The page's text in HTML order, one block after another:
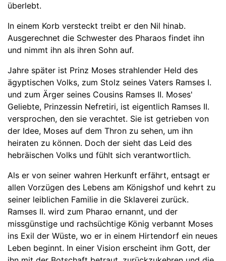
überlebt.
In einem Korb versteckt treibt er den Nil hinab.
Ausgerechnet die Schwester des Pharaos findet ihn
und nimmt ihn als ihren Sohn auf.
Jahre später ist Prinz Moses strahlender Held des
ägyptischen Volks, zum Stolz seines Vaters Ramses I.
und zum Ärger seines Cousins Ramses II. Moses'
Geliebte, Prinzessin Nefretiri, ist eigentlich Ramses II.
versprochen, den sie verachtet. Sie ist getrieben von
der Idee, Moses auf dem Thron zu sehen, um ihn
heiraten zu können. Doch der sieht das Leid des
hebräischen Volks und fühlt sich verantwortlich.
Als er von seiner wahren Herkunft erfährt, entsagt er
allen Vorzügen des Lebens am Königshof und kehrt zu
seiner leiblichen Familie in die Sklaverei zurück.
Ramses II. wird zum Pharao ernannt, und der
missgünstige und rachsüchtige König verbannt Moses
ins Exil der Wüste, wo er in einem Hirtendorf ein neues
Leben beginnt. In einer Vision erscheint ihm Gott, der